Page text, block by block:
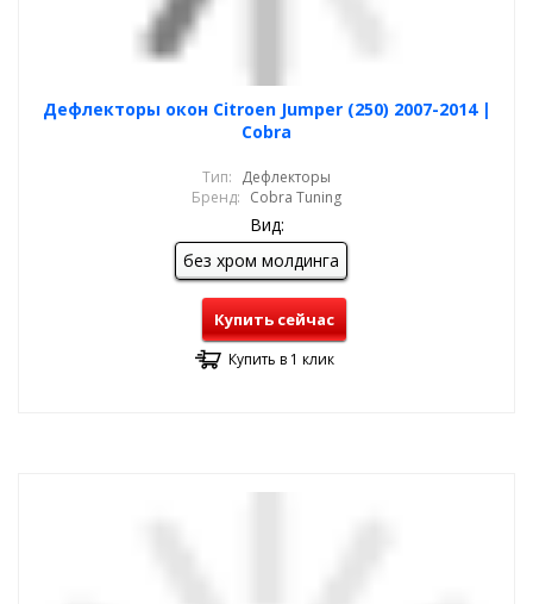
Дефлекторы окон Citroen Jumper (250) 2007-2014 |
Cobra
Тип: Дефлекторы
Бренд: Cobra Tuning
Вид:
без хром молдинга
Купить сейчас
Купить в 1 клик